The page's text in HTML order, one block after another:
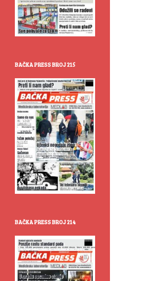
BAČKA PRESS BROJ 215
BAČKA PRESS BROJ 214